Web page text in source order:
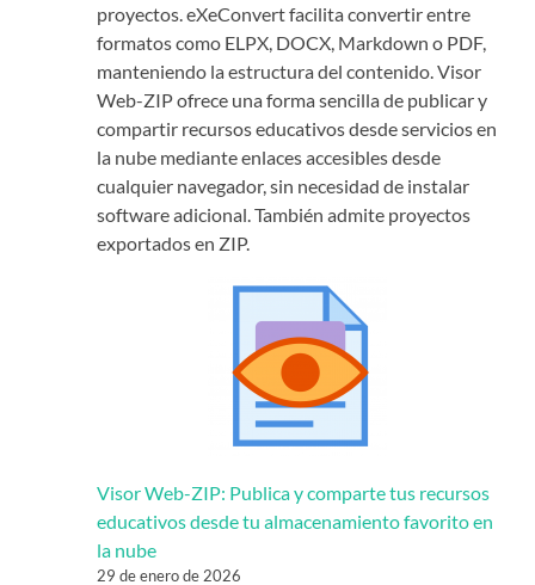
proyectos. eXeConvert facilita convertir entre
formatos como ELPX, DOCX, Markdown o PDF,
manteniendo la estructura del contenido. Visor
Web-ZIP ofrece una forma sencilla de publicar y
compartir recursos educativos desde servicios en
la nube mediante enlaces accesibles desde
cualquier navegador, sin necesidad de instalar
software adicional. También admite proyectos
exportados en ZIP.
Visor Web-ZIP: Publica y comparte tus recursos
educativos desde tu almacenamiento favorito en
la nube
29 de enero de 2026